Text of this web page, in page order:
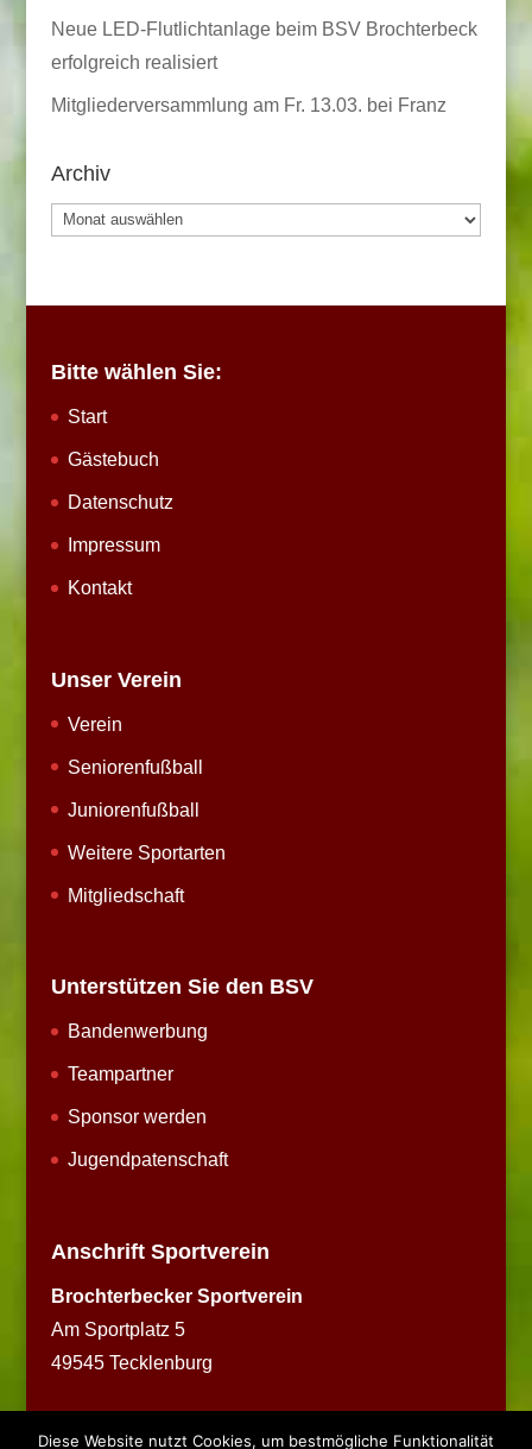
Neue LED-Flutlichtanlage beim BSV Brochterbeck
erfolgreich realisiert
Mitgliederversammlung am Fr. 13.03. bei Franz
Archiv
Archiv
Bitte wählen Sie:
Start
Gästebuch
Datenschutz
Impressum
Kontakt
Unser Verein
Verein
Seniorenfußball
Juniorenfußball
Weitere Sportarten
Mitgliedschaft
Unterstützen Sie den BSV
Bandenwerbung
Teampartner
Sponsor werden
Jugendpatenschaft
Anschrift Sportverein
Brochterbecker Sportverein
Am Sportplatz 5
49545 Tecklenburg
Diese Website nutzt Cookies, um bestmögliche Funktionalität